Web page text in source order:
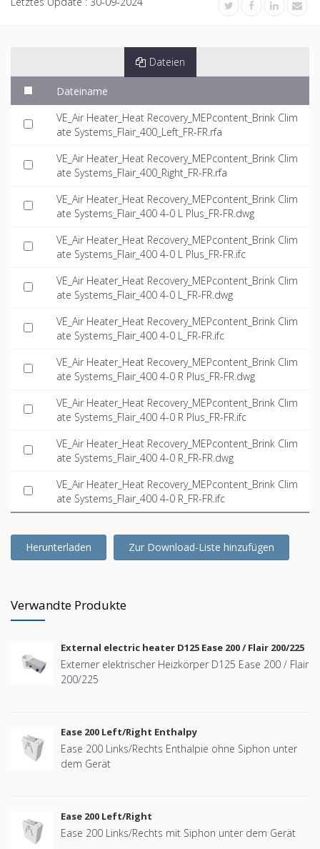
Dateien
Dateiname
VE_Air Heater_Heat Recovery_MEPcontent_Brink Clim
ate Systems_Flair_400_Left_FR-FR.rfa
VE_Air Heater_Heat Recovery_MEPcontent_Brink Clim
ate Systems_Flair_400_Right_FR-FR.rfa
VE_Air Heater_Heat Recovery_MEPcontent_Brink Clim
ate Systems_Flair_400 4-0 L Plus_FR-FR.dwg
VE_Air Heater_Heat Recovery_MEPcontent_Brink Clim
ate Systems_Flair_400 4-0 L Plus_FR-FR.ifc
VE_Air Heater_Heat Recovery_MEPcontent_Brink Clim
ate Systems_Flair_400 4-0 L_FR-FR.dwg
VE_Air Heater_Heat Recovery_MEPcontent_Brink Clim
ate Systems_Flair_400 4-0 L_FR-FR.ifc
VE_Air Heater_Heat Recovery_MEPcontent_Brink Clim
ate Systems_Flair_400 4-0 R Plus_FR-FR.dwg
VE_Air Heater_Heat Recovery_MEPcontent_Brink Clim
ate Systems_Flair_400 4-0 R Plus_FR-FR.ifc
VE_Air Heater_Heat Recovery_MEPcontent_Brink Clim
ate Systems_Flair_400 4-0 R_FR-FR.dwg
VE_Air Heater_Heat Recovery_MEPcontent_Brink Clim
ate Systems_Flair_400 4-0 R_FR-FR.ifc
Herunterladen Zur Download-Liste hinzufügen
Verwandte Produkte
External electric heater D125 Ease 200 / Flair 200/225
Externer elektrischer Heizkörper D125 Ease 200 / Flair
200/225
Ease 200 Left/Right Enthalpy
Ease 200 Links/Rechts Enthalpie ohne Siphon unter
dem Gerät
Ease 200 Left/Right
Ease 200 Links/Rechts mit Siphon unter dem Gerät